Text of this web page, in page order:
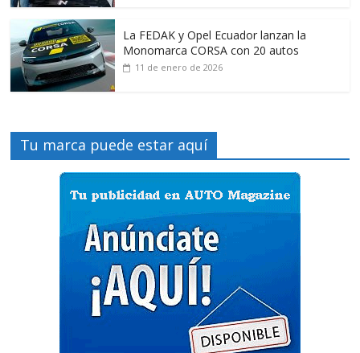
La FEDAK y Opel Ecuador lanzan la
Monomarca CORSA con 20 autos
11 de enero de 2026
Tu marca puede estar aquí